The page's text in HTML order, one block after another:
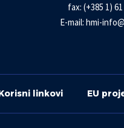
fax: (+385 1)
E-mail: hmi-
linkovi EU